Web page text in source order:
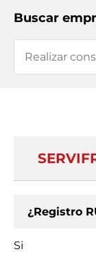
Buscar
¿Registro
Si